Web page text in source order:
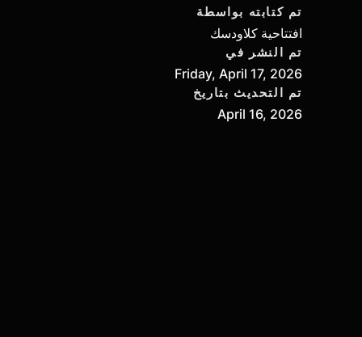
تم كتابته بواسطة
افتتاحية كلاودسك
تم النشر في
Friday, April 17, 2026
تم التحديث بتاريخ
April 16, 2026